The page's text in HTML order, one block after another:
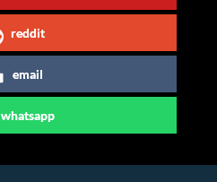
reddit
email
whatsapp